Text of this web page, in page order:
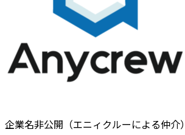
企業名非公開（エニィクルーによる仲介）